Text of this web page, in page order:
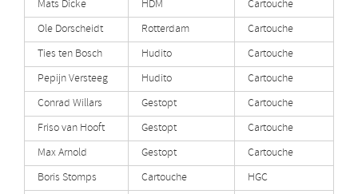
Mats Dicke HDM
Cartouche
Ole Dorscheidt
Rotterdam
Cartouche
Ties ten Bosch
Hudito
Cartouche
Pepijn Versteeg
Hudito
Cartouche
Conrad Willars
Gestopt
Cartouche
Friso van Hooft
Gestopt
Cartouche
Max Arnold
Gestopt
Cartouche
Boris Stomps
Cartouche
HGC